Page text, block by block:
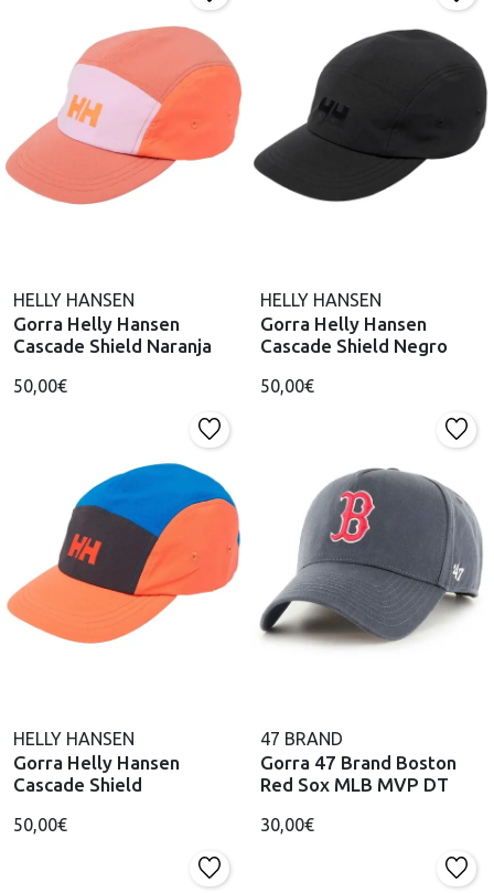
HELLY HANSEN
Gorra Helly Hansen
Cascade Shield Naranja
50,00€
HELLY HANSEN
Gorra Helly Hansen
Cascade Shield Negro
50,00€
HELLY HANSEN
Gorra Helly Hansen
Cascade Shield
50,00€
47 BRAND
Gorra 47 Brand Boston
Red Sox MLB MVP DT
30,00€